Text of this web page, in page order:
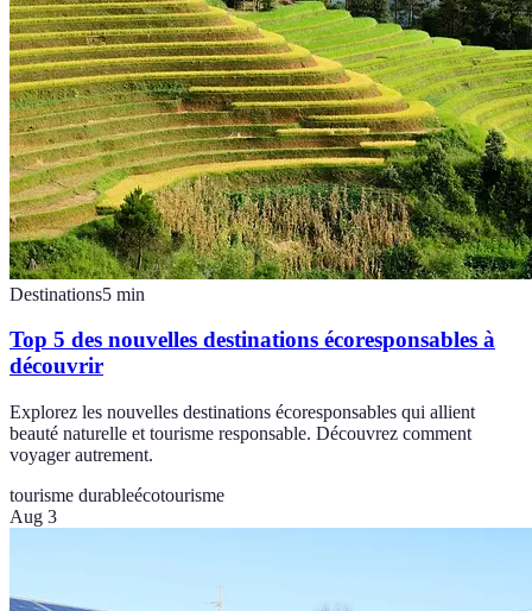
Destinations5 min
Top 5 des nouvelles destinations écoresponsables à
découvrir
Explorez les nouvelles destinations écoresponsables qui allient
beauté naturelle et tourisme responsable. Découvrez comment
voyager autrement.
tourisme durableécotourisme
Aug 3